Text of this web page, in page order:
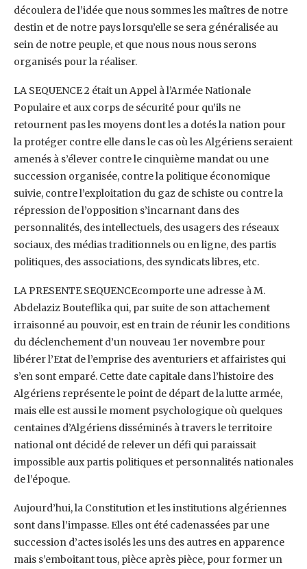
découlera de l’idée que nous sommes les maîtres de notre
destin et de notre pays lorsqu’elle se sera généralisée au
sein de notre peuple, et que nous nous nous serons
organisés pour la réaliser.
LA SEQUENCE 2 était un Appel à l’Armée Nationale
Populaire et aux corps de sécurité pour qu’ils ne
retournent pas les moyens dont les a dotés la nation pour
la protéger contre elle dans le cas où les Algériens seraient
amenés à s’élever contre le cinquième mandat ou une
succession organisée, contre la politique économique
suivie, contre l’exploitation du gaz de schiste ou contre la
répression de l’opposition s’incarnant dans des
personnalités, des intellectuels, des usagers des réseaux
sociaux, des médias traditionnels ou en ligne, des partis
politiques, des associations, des syndicats libres, etc.
LA PRESENTE SEQUENCEcomporte une adresse à M.
Abdelaziz Bouteflika qui, par suite de son attachement
irraisonné au pouvoir, est en train de réunir les conditions
du déclenchement d’un nouveau 1er novembre pour
libérer l’Etat de l’emprise des aventuriers et affairistes qui
s’en sont emparé. Cette date capitale dans l’histoire des
Algériens représente le point de départ de la lutte armée,
mais elle est aussi le moment psychologique où quelques
centaines d’Algériens disséminés à travers le territoire
national ont décidé de relever un défi qui paraissait
impossible aux partis politiques et personnalités nationales
de l’époque.
Aujourd’hui, la Constitution et les institutions algériennes
sont dans l’impasse. Elles ont été cadenassées par une
succession d’actes isolés les uns des autres en apparence
mais s’emboitant tous, pièce après pièce, pour former un